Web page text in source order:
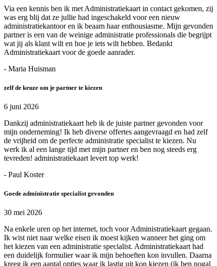
Via een kennis ben ik met Administratiekaart in contact gekomen, zij
was erg blij dat ze jullie had ingeschakeld voor een nieuw
administratiekantoor en ik beaam haar enthousiasme. Mijn gevonden
partner is een van de weinige administratie professionals die begrijpt
wat jij als klant wilt en hoe je iets wilt hebben. Bedankt
Administratiekaart voor de goede aanrader.
- Maria Huisman
zelf de keuze om je partner te kiezen
6 juni 2026
Dankzij administratiekaart heb ik de juiste partner gevonden voor
mijn onderneming! Ik heb diverse offertes aangevraagd en had zelf
de vrijheid om de perfecte administratie specialist te kiezen. Nu
werk ik al een lange tijd met mijn partner en ben nog steeds erg
tevreden! administratiekaart levert top werk!
- Paul Koster
Goede administratie specialist gevonden
30 mei 2026
Na enkele uren op het internet, toch voor Administratiekaart gegaan.
Ik wist niet naar welke eisen ik moest kijken wanneer het ging om
het kiezen van een administratie specialist. Administratiekaart had
een duidelijk formulier waar ik mijn behoeften kon invullen. Daarna
kreeg ik een aantal opties waar ik lastig uit kon kiezen (ik ben nogal